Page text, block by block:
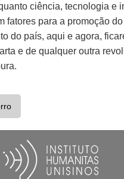
ciência, tecnologia e
fatores para a promoção do
do país, aqui e agora,
e de qualquer outra